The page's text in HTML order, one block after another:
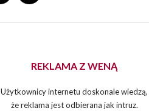
REKLAMA Z WENĄ
Użytkownicy internetu doskonale wiedzą,
że reklama jest odbierana jak intruz.